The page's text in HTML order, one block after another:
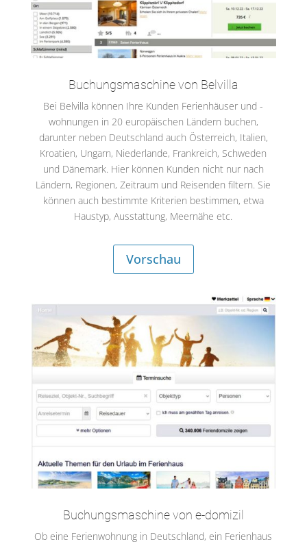
Buchungsmaschine von Belvilla
Bei Belvilla können Ihre Kunden Ferienhäuser und -
wohnungen in 20 europäischen Ländern buchen,
darunter neben Deutschland auch Österreich, Italien,
Kroatien, Ungarn, Niederlande, Frankreich, Schweden
und Dänemark. Hier können Kunden nicht nur nach
Ländern, Regionen, Zeitraum und Reisenden filtern. Sie
können auch bestimmte Kriterien bestimmen, etwa
Haustyp, Ausstattung, Meernähe etc.
Vorschau
Buchungsmaschine von e-domizil
Ob eine Ferienwohnung in Deutschland, ein Ferienhaus